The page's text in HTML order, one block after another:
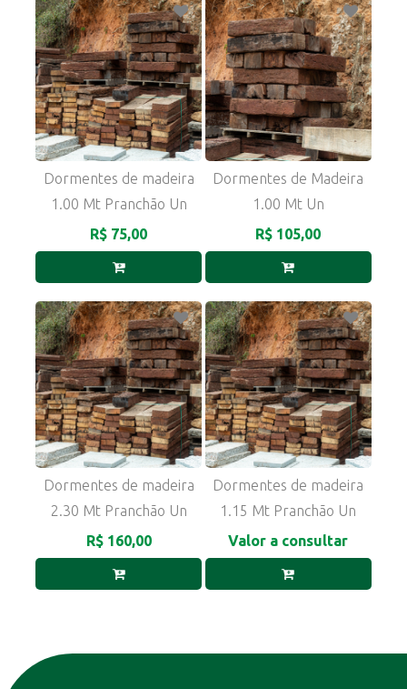
Dormentes de madeira
1.00 Mt Pranchão Un
R$ 75,00
Dormentes de Madeira
1.00 Mt Un
R$ 105,00
Dormentes de madeira
2.30 Mt Pranchão Un
R$ 160,00
Dormentes de madeira
1.15 Mt Pranchão Un
Valor a consultar